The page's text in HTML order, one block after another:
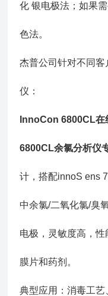
化 银电极法；如果
色法。
杰普公司针对不同
仪：
InnoCon 6800CL
6800CL余氯分析仪
计，搭配innoS ens
中余氯/二氧化氯/臭
电极，灵敏度高，
膜片和药剂。
典型应用：消毒工